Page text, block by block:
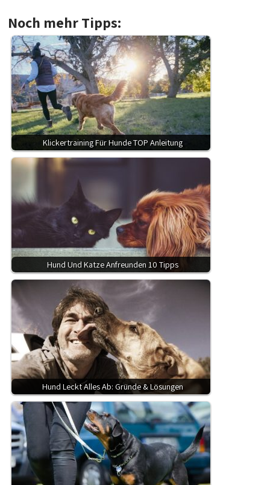
Noch mehr Tipps:
Klickertraining Für Hunde TOP Anleitung
Hund Und Katze Anfreunden 10 Tipps
Hund Leckt Alles Ab: Gründe & Lösungen